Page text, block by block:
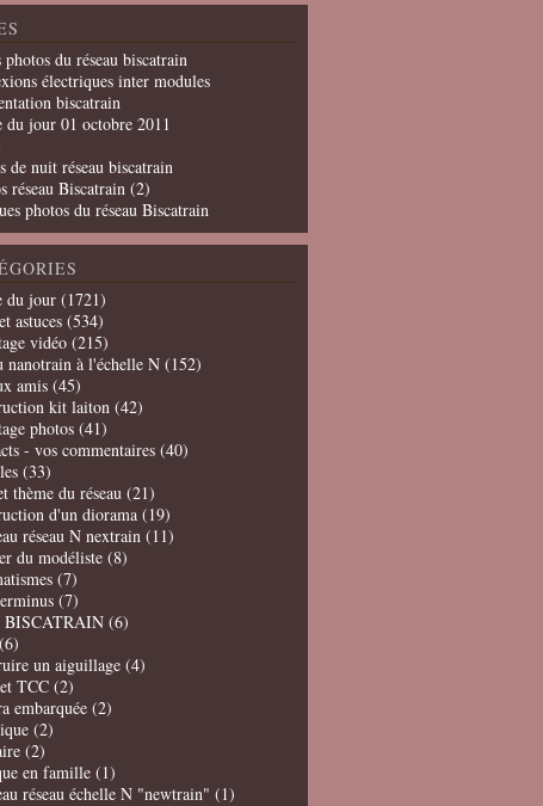
photos du réseau biscatrain
électriques inter modules
biscatrain
du jour 01 octobre 2011
de nuit réseau biscatrain
réseau Biscatrain (2)
photos du réseau Biscatrain
du jour (1721)
astuces (534)
vidéo (215)
nanotrain à l'échelle N (152)
amis (45)
kit laiton (42)
photos (41)
- vos commentaires (40)
(33)
thème du réseau (21)
d'un diorama (19)
réseau N nextrain (11)
du modéliste (8)
(7)
(7)
BISCATRAIN (6)
(6)
un aiguillage (4)
TCC (2)
embarquée (2)
(2)
(2)
en famille (1)
réseau échelle N "newtrain" (1)